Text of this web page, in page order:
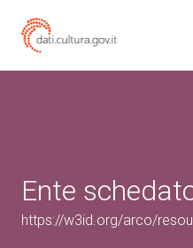
Ente
https://w3id.org/arco/